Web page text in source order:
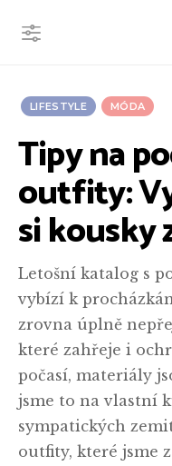
LIFESTYLE MÓDA
Tipy na
outfity:
si kousky
Letošní katalog s
vybízí k
zrovna úplně
které zahřeje i
počasí, materiály
jsme to na vlastní
sympatických
outfity, které jsme